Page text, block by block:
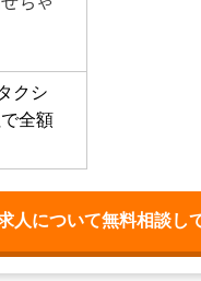
績歩
のド
） ☆
ちゃ
クシ
全額